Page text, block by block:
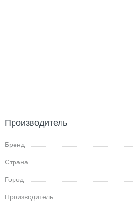
Производитель
Бренд
Страна
Город
Производитель